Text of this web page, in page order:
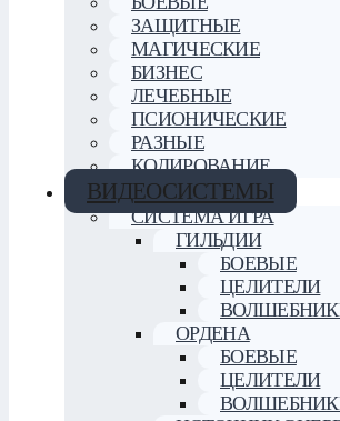
ЗАЩИТНЫЕ
МАГИЧЕСКИЕ
БИЗНЕС
ЛЕЧЕБНЫЕ
ПСИОНИЧЕСКИЕ
РАЗНЫЕ
КОДИРОВАНИЕ
ВИДЕОСИСТЕМЫ
СИСТЕМА ИГРА
ГИЛЬДИИ
БОЕВЫЕ
ЦЕЛИТЕЛИ
ОРДЕНА
БОЕВЫЕ
ЦЕЛИТЕЛИ